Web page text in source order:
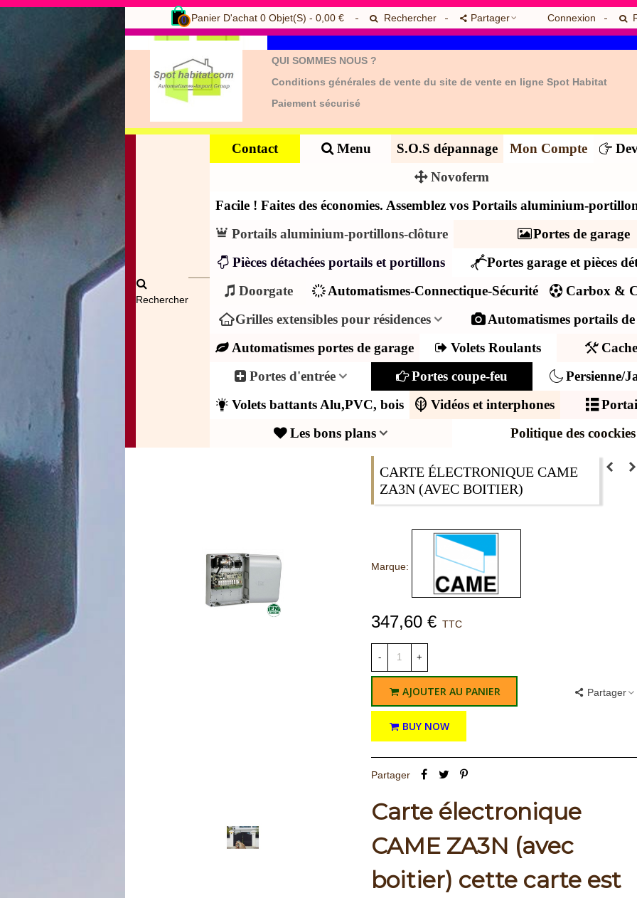
0 Panier D'achat 0 Objet(s) - 0,00 € Rechercher Partager Connexion
QUI SOMMES NOUS ?
Conditions générales de vente du site de vente en ligne Spot Habitat
Paiement sécurisé
Rechercher
Contact Menu S.O.S dépannage Mon Compte
Novoferm
Facile ! Faites des économies. Assemblez vos Portails aluminium-
Portails aluminium-portillons-clôture
Portes de garage
Pièces détachées portails et portillons
Portes garage et pièces
Doorgate
Automatismes-Connectique-Sécurité
Carbox &
Grilles extensibles pour résidences
Automatismes portails
Automatismes portes de garage
Volets Roulants
Portes d'entrée
Portes coupe-feu
Persienne/
Volets battants Alu,PVC, bois
Vidéos et interphones
Les bons plans
Politique des coockies
CARTE ÉLECTRONIQUE CAME
ZA3N (AVEC BOITIER)
Marque:
347,60 € TTC
- +
AJOUTER AU PANIER
BUY NOW
Partager
Partager
Carte électronique
CAME ZA3N (avec
boitier) cette carte est